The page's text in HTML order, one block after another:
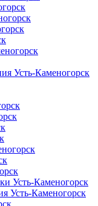
Усть-Каменогорск
Усть-Каменогорск
Усть-Каменогорск